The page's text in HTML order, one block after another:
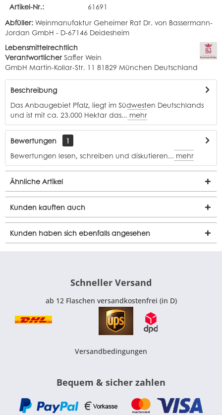
Artikel-Nr.:
61691
Abfüller: Weinmanufaktur Geheimer Rat Dr. von Bassermann-
Jordan GmbH - D-67146 Deidesheim
Lebensmittelrechtlich
VerantwortlicherSaffer Wein
GmbH Martin-Kollar-Str. 11 81829 München Deutschland
Beschreibung
Das Anbaugebiet Pfalz, liegt im Südwesten Deutschlands
und ist mit ca. 23.000 Hektar das... mehr
Bewertungen
1
Bewertungen lesen, schreiben und diskutieren... mehr
Ähnliche Artikel
Kunden kauften auch
Kunden haben sich ebenfalls angesehen
Schneller Versand
ab 12 Flaschen versandkostenfrei (in D)
Versandbedingungen
Bequem & sicher zahlen